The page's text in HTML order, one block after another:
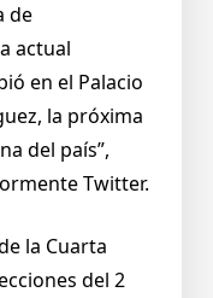
de
actual
en el Palacio
la próxima
del país”,
Twitter.
la Cuarta
del 2